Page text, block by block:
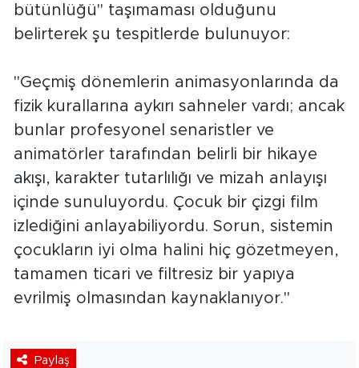
bütünlüğü" taşımaması olduğunu
belirterek şu tespitlerde bulunuyor:
"Geçmiş dönemlerin animasyonlarında da
fizik kurallarına aykırı sahneler vardı; ancak
bunlar profesyonel senaristler ve
animatörler tarafından belirli bir hikaye
akışı, karakter tutarlılığı ve mizah anlayışı
içinde sunuluyordu. Çocuk bir çizgi film
izlediğini anlayabiliyordu. Sorun, sistemin
çocukların iyi olma halini hiç gözetmeyen,
tamamen ticari ve filtresiz bir yapıya
evrilmiş olmasından kaynaklanıyor."
Paylaş